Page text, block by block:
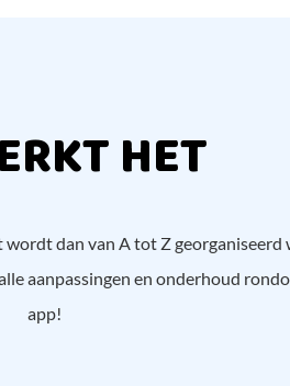
HET
dan van A tot Z
aanpassingen en onderhoud
app!